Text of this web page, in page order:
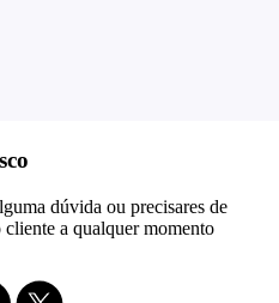
dúvida ou precisares de
a qualquer momento